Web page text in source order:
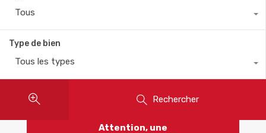
Tous
Type de bien
Tous les types
Rechercher
Attention, une